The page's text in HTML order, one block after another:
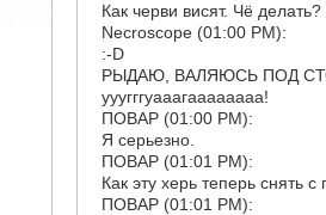
Как черви висят. Чё
Necroscope (01:00 PM):
:-D
РЫДАЮ, ВАЛЯЮСЬ ПОД
ууугггуааагаааааааа!
ПОВАР (01:00 PM):
Я серьезно.
ПОВАР (01:01 PM):
Как эту херь теперь снять с
ПОВАР (01:01 PM):